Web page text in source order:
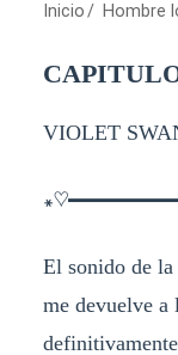
Inicio / Hombre
VIOLET
El sonido de la
me devuelve a